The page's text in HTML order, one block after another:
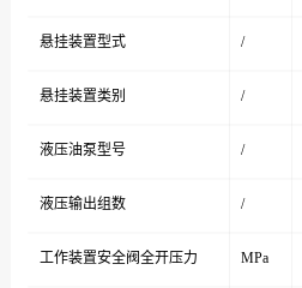
悬挂装置型式 /
悬挂装置类别 /
液压油泵型号 /
液压输出组数 /
工作装置安全阀全开压力 MPa